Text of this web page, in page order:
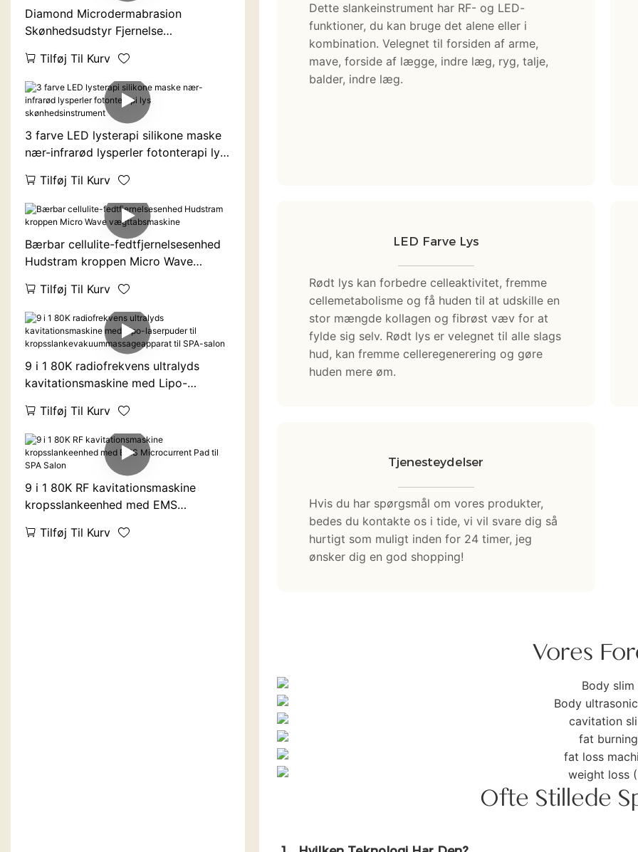
Dette slankeinstrument har RF- og LED-
funktioner, du kan bruge det alene eller i
kombination. Velegnet til forsiden af ​​arme,
mave, forside af lægge, indre læg, ryg, talje,
balder, indre læg.
LED Farve Lys
Rødt lys kan forbedre celleaktivitet, fremme
cellemetabolisme og få huden til at udskille en
stor mængde kollagen og fibrøst væv for at
fylde sig selv. Rødt lys er velegnet til alle slags
hud, kan fremme celleregenerering og gøre
huden mere øm.
Tjenesteydelser
Hvis du har spørgsmål om vores produkter,
bedes du kontakte os i tide, vi vil svare dig så
hurtigt som muligt inden for 24 timer, jeg
ønsker dig en god shopping!
Vores
Ofte Stillede
Diamond Microdermabrasion
Skønhedsudstyr Fjernelse
Næsebehandling Vakuum
Hudormefjerner
Tilføj Til Kurv
3 farve LED lysterapi silikone maske
nær-infrarød lysperler fotonterapi lys
Tilføj Til Kurv
Bærbar cellulite-fedtfjernelsesenhed
Hudstram kroppen Micro Wave
Tilføj Til Kurv
9 i 1 80K radiofrekvens ultralyds
kavitationsmaskine med Lipo-
kropsslankevakuummassageapparat
til SPA-salon
Tilføj Til Kurv
9 i 1 80K RF kavitationsmaskine
kropsslankeenhed med EMS
Tilføj Til Kurv